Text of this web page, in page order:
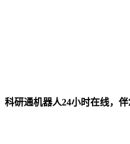
研通机器人24小时在线，